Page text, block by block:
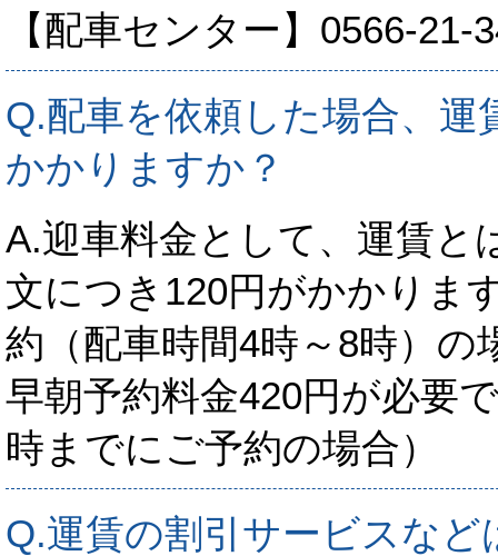
【配車センター】0566-21-
Q.配車を依頼した場合、運
かかりますか？
A.迎車料金として、運賃と
文につき120円がかかりま
約（配車時間4時～8時）の
早朝予約料金420円が必要
時までにご予約の場合）
Q.運賃の割引サービスなど